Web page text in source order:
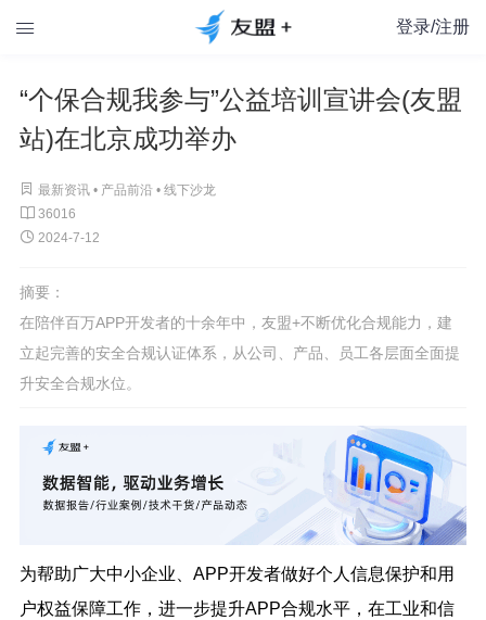
 登录/注册
“个保合规我参与”公益培训宣讲会(友盟
站)在北京成功举办
 最新资讯 • 产品前沿• 线下沙龙
 36016
 2024-7-12
摘要：
在陪伴百万APP开发者的十余年中，友盟+不断优化合规能力，建
立起完善的安全合规认证体系，从公司、产品、员工各层面全面提
升安全合规水位。
为帮助广大中小企业、APP开发者做好个人信息保护和用
户权益保障工作，进一步提升APP合规水平，在工业和信